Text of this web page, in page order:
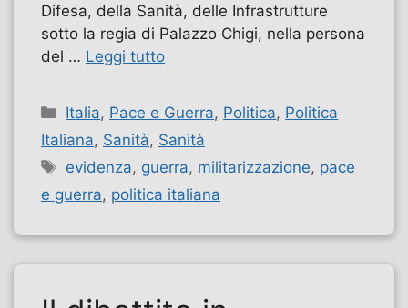
Difesa, della Sanità, delle Infrastrutture
sotto la regia di Palazzo Chigi, nella persona
del … Leggi tutto
Categorie
Italia, Pace e Guerra, Politica, Politica
Italiana, Sanità, Sanità
Tag
evidenza, guerra, militarizzazione, pace
e guerra, politica italiana